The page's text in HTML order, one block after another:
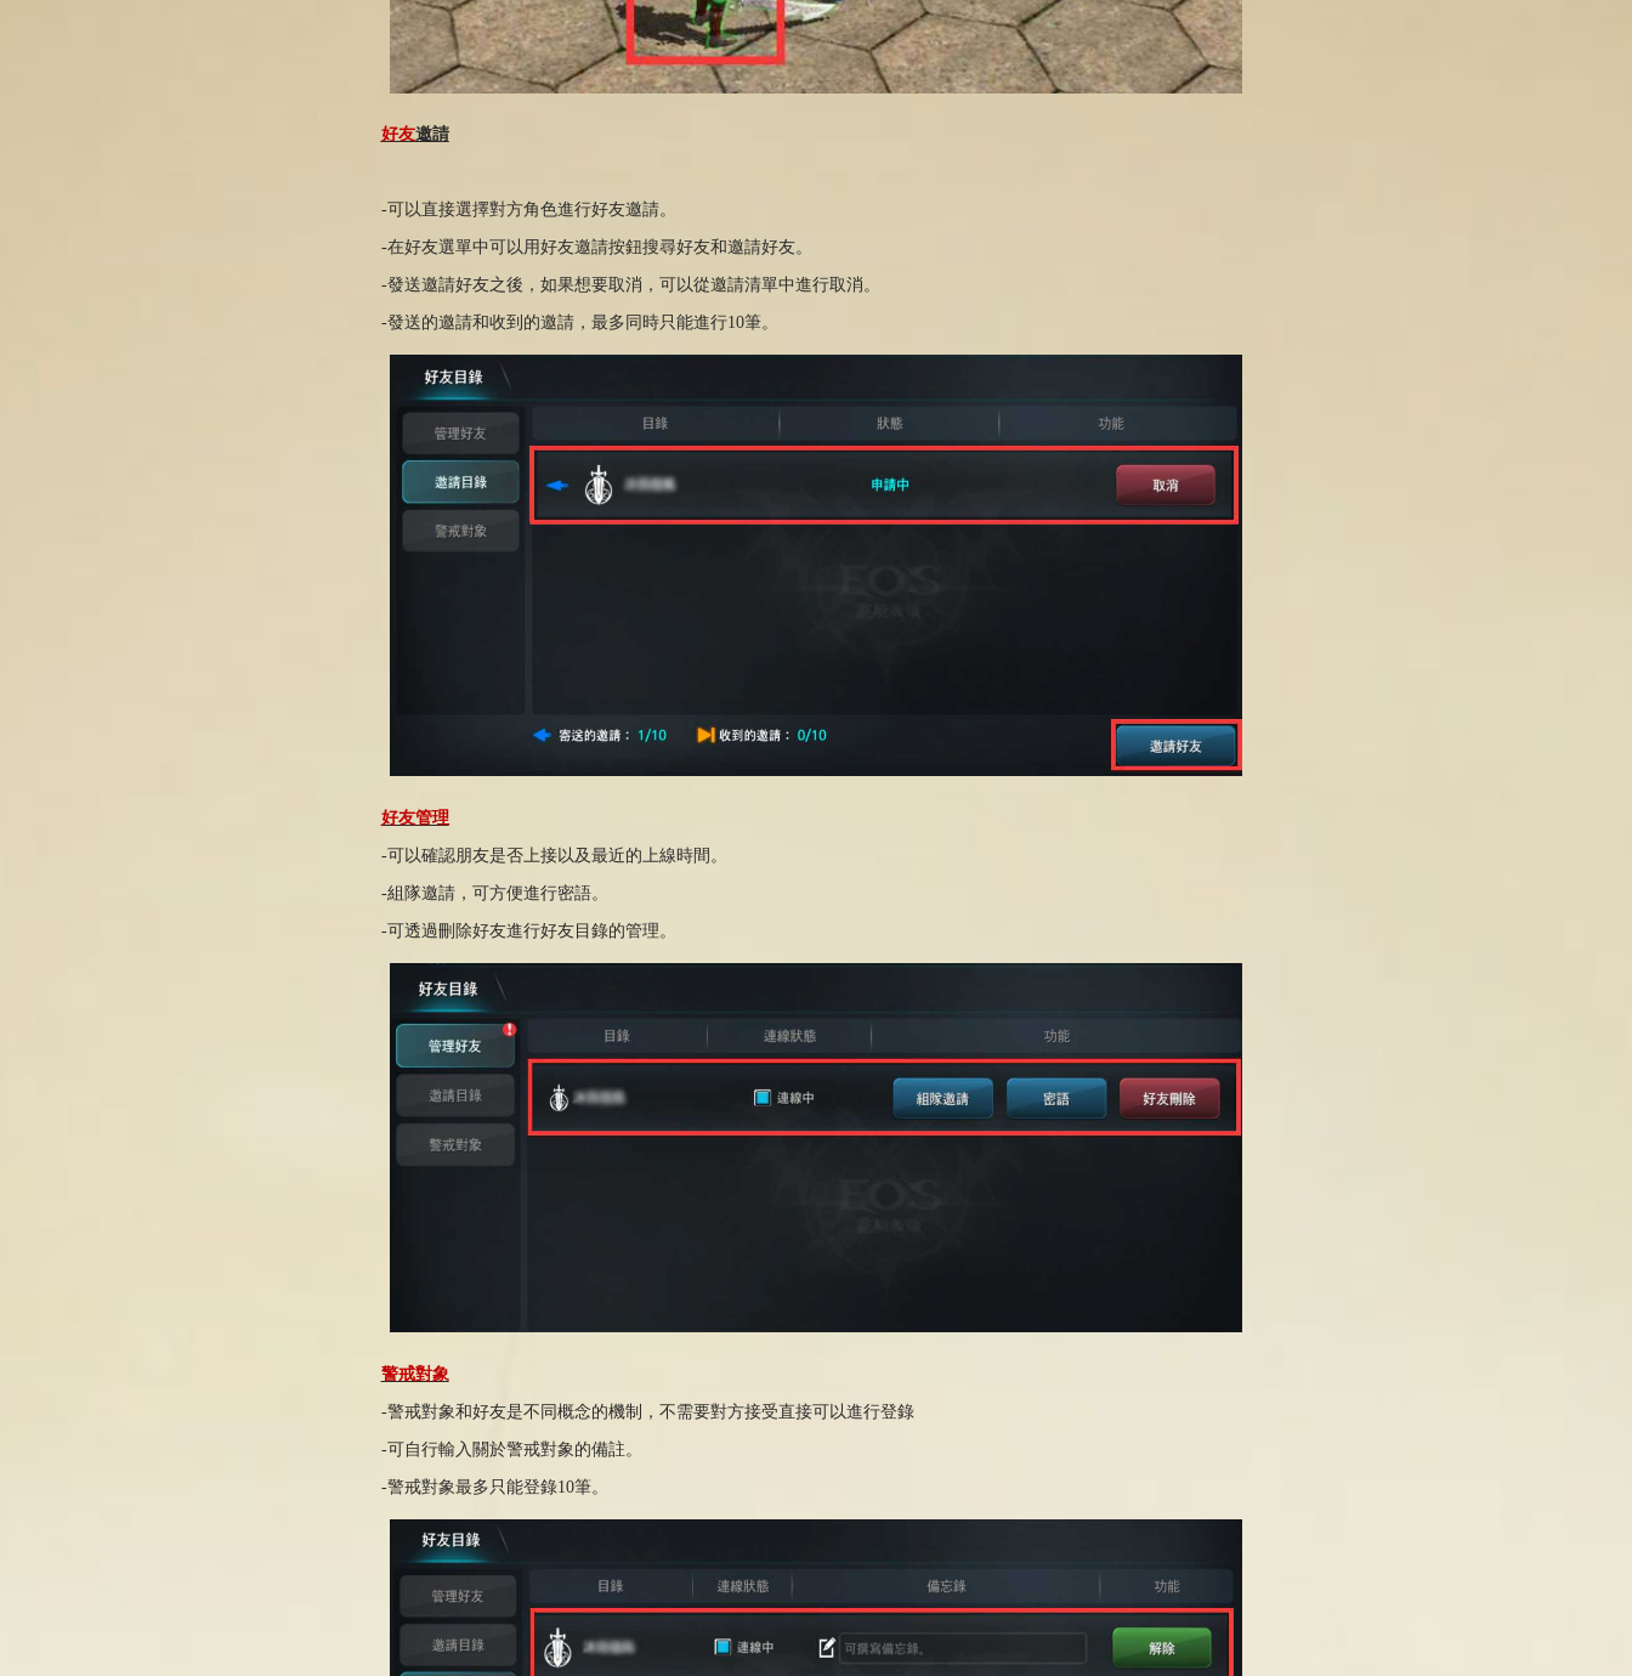
好友邀請
-可以直接選擇對方角色進行好友邀請。
-在好友選單中可以用好友邀請按鈕搜尋好友和邀請好友。
-發送邀請好友之後，如果想要取消，可以從邀請清單中進行取消。
-發送的邀請和收到的邀請， 最多同時只能進行10筆。
好友管理
-可以確認朋友是否上接以及最近的 上線時間。
-組隊邀請，可方便進行密語。
-可透過刪除好友進行好友目錄的管理 。
警戒對象
-警戒對象和好友是不同概念的機制 ， 不需要對方接受直接可以進行登錄
-可自行輸入關於警戒對象 的備註 。
-警戒對象最多只能登錄10筆。